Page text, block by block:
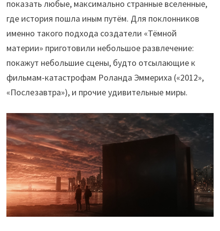
показать любые, максимально странные вселенные,
где история пошла иным путём. Для поклонников
именно такого подхода создатели «Тёмной
материи» приготовили небольшое развлечение:
покажут небольшие сцены, будто отсылающие к
фильмам-катастрофам Роланда Эммериха («2012»,
«Послезавтра»), и прочие удивительные миры.